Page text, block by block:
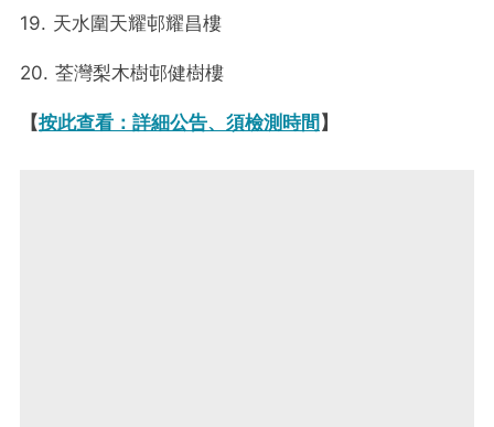
19. 天水圍天耀邨耀昌樓
20. 荃灣梨木樹邨健樹樓
【按此查看：詳細公告、須檢測時間 】